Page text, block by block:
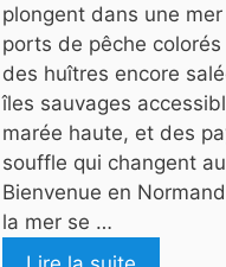
plongent dans une
ports de pêche colorés
des huîtres encore
îles sauvages
marée haute, et des
souffle qui changent
Bienvenue en
la mer se …